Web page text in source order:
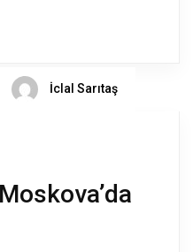
İclal Sarıtaş